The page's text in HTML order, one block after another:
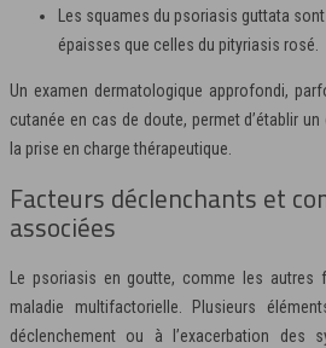
Les squames du psoriasis guttata
épaisses que celles du pityriasis rosé.
Un examen dermatologique approfondi,
cutanée en cas de doute, permet d’établir
la prise en charge thérapeutique.
Facteurs déclenchants et
associées
Le psoriasis en goutte, comme les autres
maladie multifactorielle. Plusieurs
déclenchement ou à l’exacerbation des